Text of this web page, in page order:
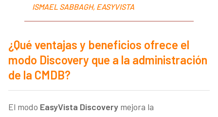
ISMAEL SABBAGH, EASYVISTA
¿Qué ventajas y beneficios ofrece el
modo Discovery que a la administración
de la CMDB?
El modo EasyVista Discovery mejora la